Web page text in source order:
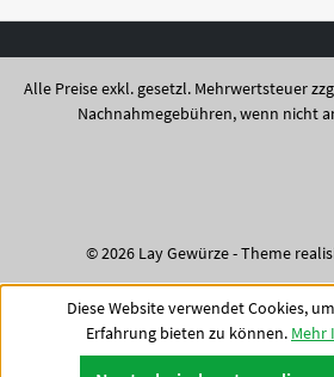
Alle Preise exkl. gesetzl. Mehrwertsteuer
Nachnahmegebühren, wenn nicht
© 2026 Lay Gewürze - Theme
Diese Website verwendet Cookies,
Erfahrung bieten zu können. Mehr